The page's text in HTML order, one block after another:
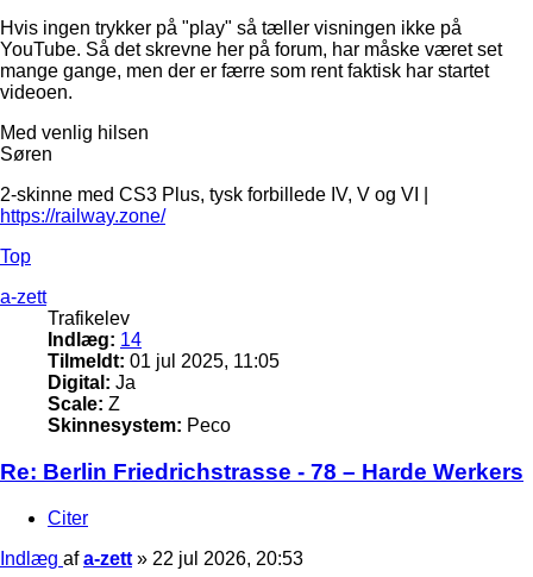
Hvis ingen trykker på "play" så tæller visningen ikke på
YouTube. Så det skrevne her på forum, har måske været set
mange gange, men der er færre som rent faktisk har startet
videoen.
Med venlig hilsen
Søren
2-skinne med CS3 Plus, tysk forbillede IV, V og VI |
https://railway.zone/
Top
a-zett
Trafikelev
Indlæg: 14
Tilmeldt: 01 jul 2025, 11:05
Digital: Ja
Scale: Z
Skinnesystem: Peco
Re: Berlin Friedrichstrasse - 78 – Harde Werkers
Citer
Indlæg afa-zett » 22 jul 2026, 20:53